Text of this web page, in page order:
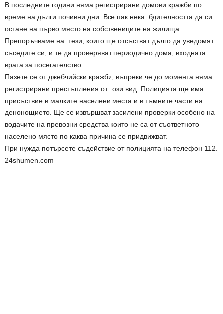
В последните години няма регистрирани домови кражби по
време на дълги почивни дни. Все пак нека бдителността да си
остане на първо място на собствениците на жилища.
Препоръчваме на тези, които ще отсъстват дълго да уведомят
съседите си, и те да проверяват периодично дома, входната
врата за посегателство.
Пазете се от джебчийски кражби, въпреки че до момента няма
регистрирани престъпления от този вид. Полицията ще има
присъствие в малките населени места и в тъмните части на
денонощието. Ще се извършват засилени проверки особено на
водачите на превозни средства които не са от съответното
населено място по каква причина се придвижват.
При нужда потърсете съдействие от полицията на телефон 112.
24shumen.com